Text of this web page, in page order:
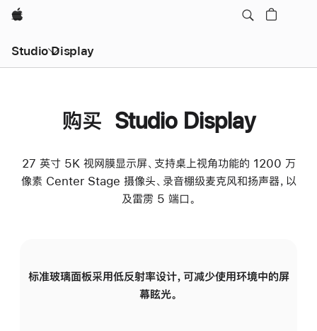
Apple
Studio Display
购买 Studio Display
27 英寸 5K 视网膜显示屏、支持桌上视角功能的 1200 万
像素 Center Stage 摄像头、录音棚级麦克风和扬声器，以
及雷雳 5 端口。
标准玻璃面板采用低反射率设计，可减少使用环境中的屏
幕眩光。